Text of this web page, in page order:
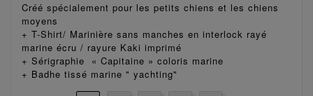
Créé spécialement pour les petits chiens et les chiens
moyens
+ T-Shirt/ Marinière sans manches en interlock rayé
marine écru / rayure Kaki imprimé
+ Sérigraphie « Capitaine » coloris marine
+ Badhe tissé marine " yachting"